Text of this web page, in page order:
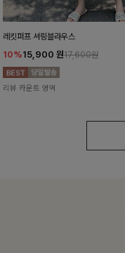
레킷퍼프 셔링블라우스
10%15,900 원17,600원
리뷰 카운트 영역